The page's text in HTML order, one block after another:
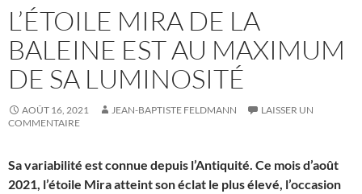
L’ÉTOILE MIRA DE LA
BALEINE EST AU MAXIMUM
DE SA LUMINOSITÉ
AOÛT 16, 2021 JEAN-BAPTISTE FELDMANN
LAISSER UN
COMMENTAIRE
Sa variabilité est connue depuis l’Antiquité. Ce mois d’août
2021, l’étoile Mira atteint son éclat le plus élevé, l’occasion